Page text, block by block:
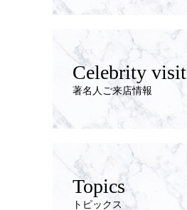
Celebrity visit
著名人ご来店情報
Topics
トピックス